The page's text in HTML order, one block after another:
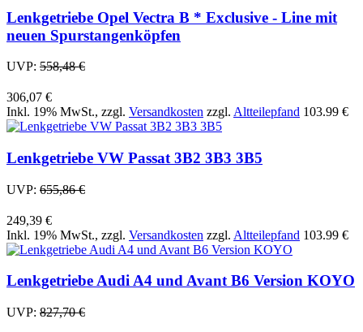
Lenkgetriebe Opel Vectra B * Exclusive - Line mit
neuen Spurstangenköpfen
UVP: 558,48 €
306,07 €
Inkl. 19% MwSt., zzgl. Versandkosten zzgl. Altteilepfand 103.99 €
Lenkgetriebe VW Passat 3B2 3B3 3B5
UVP: 655,86 €
249,39 €
Inkl. 19% MwSt., zzgl. Versandkosten zzgl. Altteilepfand 103.99 €
Lenkgetriebe Audi A4 und Avant B6 Version KOYO
UVP: 827,70 €